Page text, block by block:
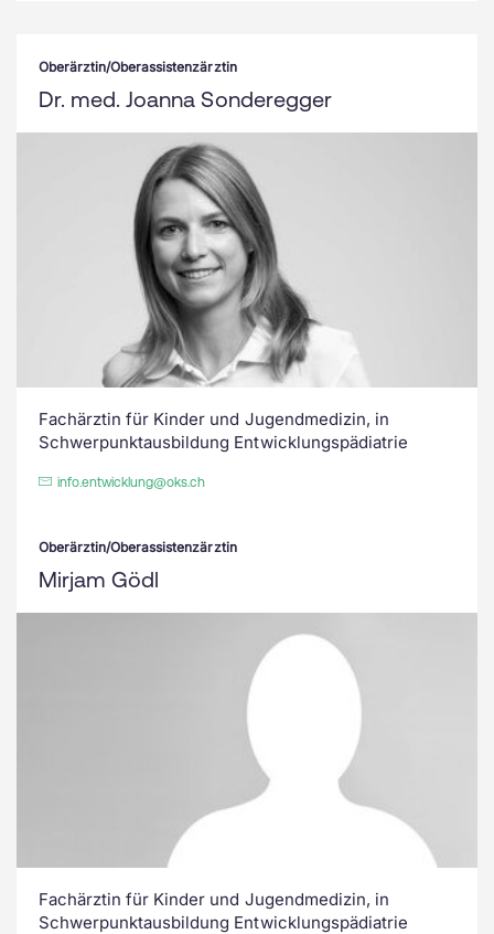
Oberärztin/Oberassistenzärztin
Dr. med. Joanna Sonderegger
Fachärztin für Kinder und Jugendmedizin, in
Schwerpunktausbildung Entwicklungspädiatrie
info.entwicklung@oks.ch
Oberärztin/Oberassistenzärztin
Mirjam Gödl
Fachärztin für Kinder und Jugendmedizin, in
Schwerpunktausbildung Entwicklungspädiatrie